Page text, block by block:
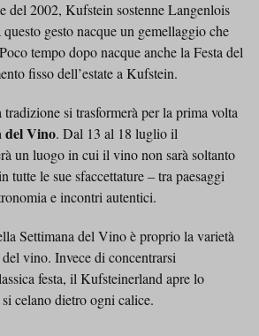
del 2002, Kufstein sostenne Langenlois
gesto nacque un gemellaggio che
tempo dopo nacque anche la Festa del
fisso dell’estate a Kufstein.
si trasformerà per la prima volta
del Vino. Dal 13 al 18 luglio il
un luogo in cui il vino non sarà soltanto
tutte le sue sfaccettature – tra paesaggi
e incontri autentici.
Settimana del Vino è proprio la varietà
vino. Invece di concentrarsi
festa, il Kufsteinerland apre lo
celano dietro ogni calice.